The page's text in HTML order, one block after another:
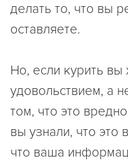
делать то, что вы
оставляете.
Но, если курить вы
удовольствием, а
том, что это
вы узнали, что это
что ваша